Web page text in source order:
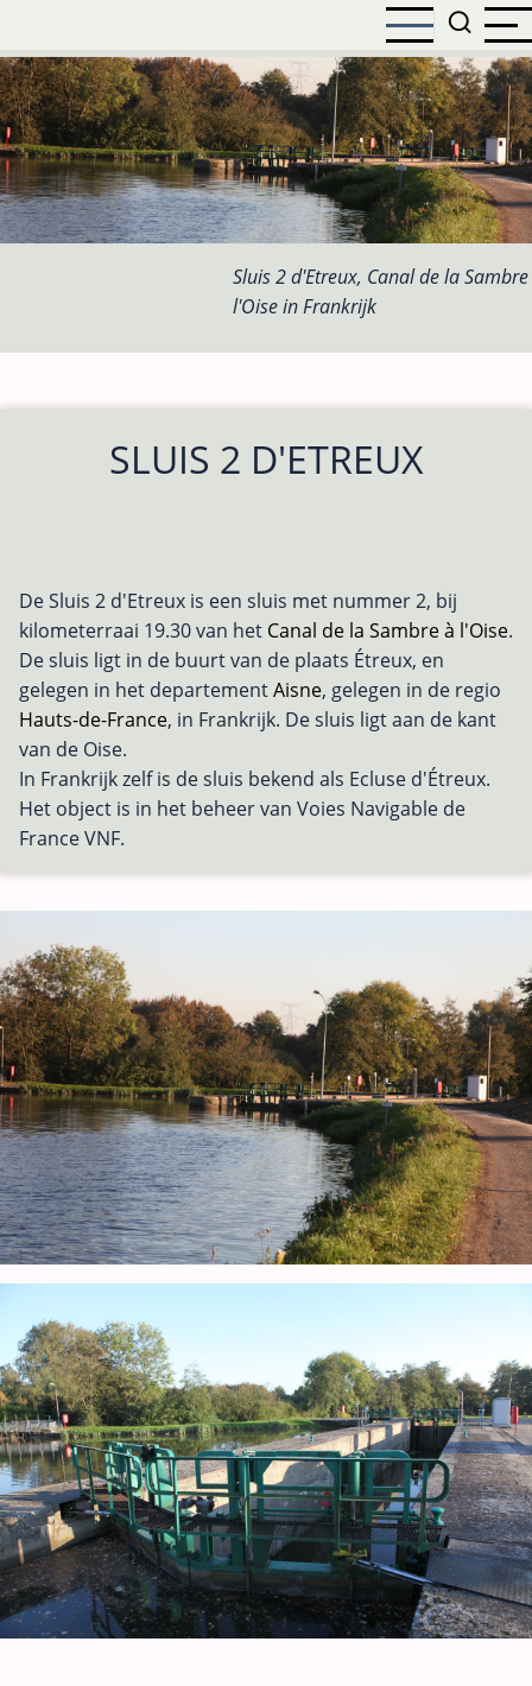
naar
de
inhoud
gaan
Sluis 2 d'Etreux, Canal de la
l'Oise in Frankrijk
SLUIS 2 D'ETREUX
De Sluis 2 d'Etreux is een sluis met nummer 2, bij
kilometerraai 19.30 van het Canal de la Sambre à l'Oise.
De sluis ligt in de buurt van de plaats Étreux, en
gelegen in het departementAisne, gelegen in de regio
Hauts-de-France, in Frankrijk. De sluis ligt aan de kant
van de Oise.
In Frankrijk zelf is de sluis bekend als Ecluse d'Étreux.
Het object is in het beheer van Voies Navigable de
France VNF.